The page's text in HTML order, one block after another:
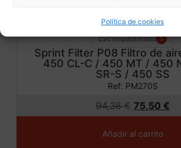
Política de cookies
Compatibilidad 5
Sprint Filter P08 Filtro de
450 CL-C / 450 MT / 450
SR-S / 450 SS
Ref: PM270S
94,38€ 75,50 €
Añadir al carrito